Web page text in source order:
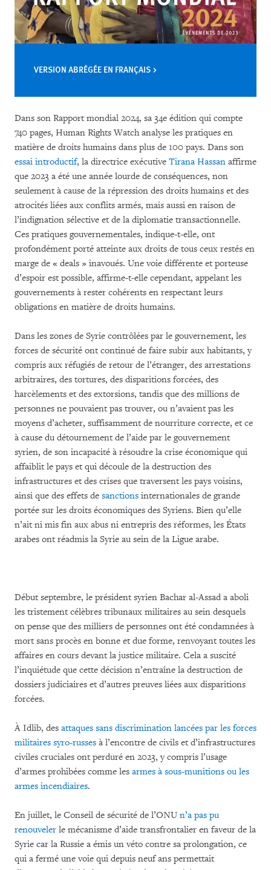
VERSION ABRÉGÉE EN FRANÇAIS
Dans son Rapport mondial 2024, sa 34e édition qui compte
740 pages, Human Rights Watch analyse les pratiques en
matière de droits humains dans plus de 100 pays. Dans son
essai introductif, la directrice exécutive Tirana Hassan affirme
que 2023 a été une année lourde de conséquences, non
seulement à cause de la répression des droits humains et des
atrocités liées aux conflits armés, mais aussi en raison de
l’indignation sélective et de la diplomatie transactionnelle.
Ces pratiques gouvernementales, indique-t-elle, ont
profondément porté atteinte aux droits de tous ceux restés en
marge de « deals » inavoués. Une voie différente et porteuse
d’espoir est possible, affirme-t-elle cependant, appelant les
gouvernements à rester cohérents en respectant leurs
obligations en matière de droits humains.
Dans les zones de Syrie contrôlées par le gouvernement, les
forces de sécurité ont continué de faire subir aux habitants, y
compris aux réfugiés de retour de l’étranger, des arrestations
arbitraires, des tortures, des disparitions forcées, des
harcèlements et des extorsions, tandis que des millions de
personnes ne pouvaient pas trouver, ou n’avaient pas les
moyens d’acheter, suffisamment de nourriture correcte, et ce
à cause du détournement de l’aide par le gouvernement
syrien, de son incapacité à résoudre la crise économique qui
affaiblit le pays et qui découle de la destruction des
infrastructures et des crises que traversent les pays voisins,
ainsi que des effets de sanctions internationales de grande
portée sur les droits économiques des Syriens. Bien qu’elle
n’ait ni mis fin aux abus ni entrepris des réformes, les États
arabes ont réadmis la Syrie au sein de la Ligue arabe.
Début septembre, le président syrien Bachar al-Assad a aboli
les tristement célèbres tribunaux militaires au sein desquels
on pense que des milliers de personnes ont été condamnées à
mort sans procès en bonne et due forme, renvoyant toutes les
affaires en cours devant la justice militaire. Cela a suscité
l’inquiétude que cette décision n’entraîne la destruction de
dossiers judiciaires et d’autres preuves liées aux disparitions
forcées.
À Idlib, des attaques sans discrimination lancées par les forces
militaires syro-russes à l’encontre de civils et d’infrastructures
civiles cruciales ont perduré en 2023, y compris l’usage
d’armes prohibées comme les armes à sous-munitions ou les
armes incendiaires.
En juillet, le Conseil de sécurité de l’ONU n’a pas pu
renouveler le mécanisme d’aide transfrontalier en faveur de la
Syrie car la Russie a émis un véto contre sa prolongation, ce
qui a fermé une voie qui depuis neuf ans permettait